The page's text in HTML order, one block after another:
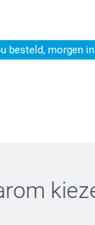
besteld, morgen